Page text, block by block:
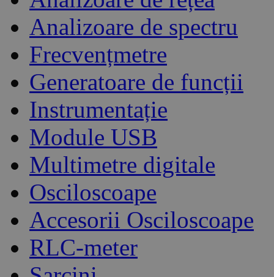
Analizoare de spectru
Frecvențmetre
Generatoare de funcții
Instrumentație
Module USB
Multimetre digitale
Osciloscoape
Accesorii Osciloscoape
RLC-meter